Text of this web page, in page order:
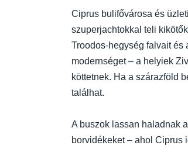
Ciprus bulifővárosa és
szuperjachtokkal teli
Troodos-hegység falvait és
modernséget – a helyiek
köttetnek. Ha a szárazföld
találhat.
A buszok lassan haladnak
borvidékeket – ahol Ciprus